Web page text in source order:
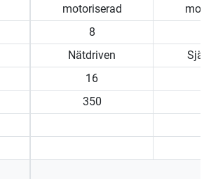
motoriserad
8
Nätdriven
16
350